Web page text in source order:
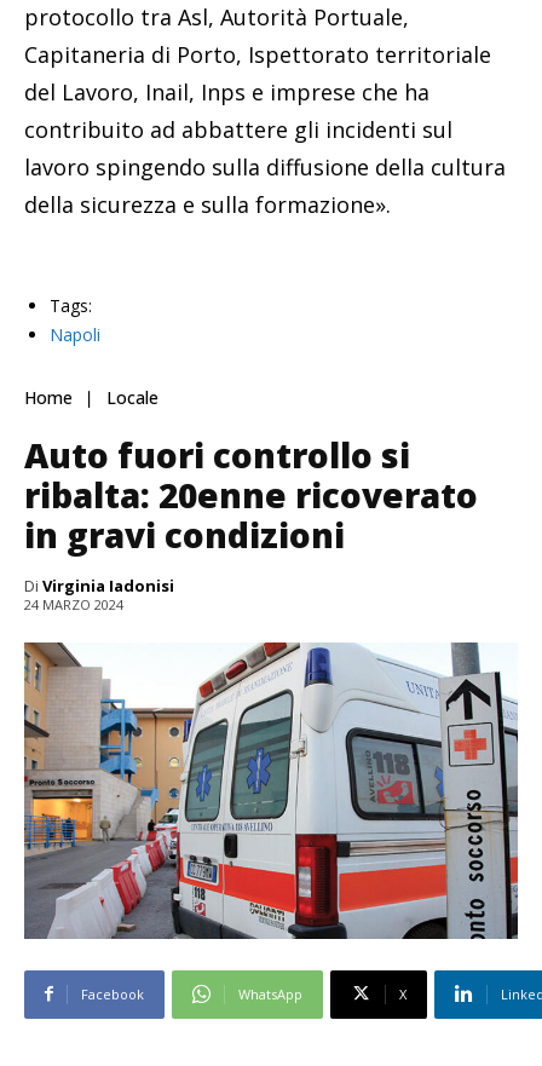
protocollo tra Asl, Autorità Portuale,
Capitaneria di Porto, Ispettorato territoriale
del Lavoro, Inail, Inps e imprese che ha
contribuito ad abbattere gli incidenti sul
lavoro spingendo sulla diffusione della cultura
della sicurezza e sulla formazione».
Tags:
Napoli
Home Locale
Auto fuori controllo si
ribalta: 20enne ricoverato
in gravi condizioni
Di Virginia Iadonisi
24 MARZO 2024
Facebook WhatsApp X